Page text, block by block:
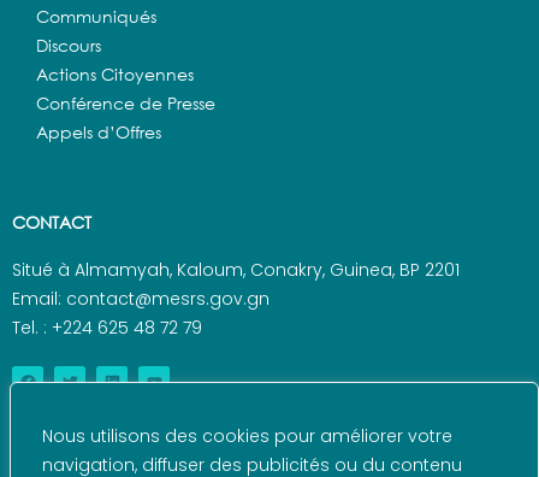
Nous utilisons des cookies pour améliorer votre
navigation, diffuser des publicités ou du contenu
Communiqués
Discours
Actions Citoyennes
Conférence de Presse
Appels d’Offres
CONTACT
Situé à Almamyah, Kaloum, Conakry, Guinea, BP 2201
Email: contact@mesrs.gov.gn
Tel. : +224 625 48 72 79